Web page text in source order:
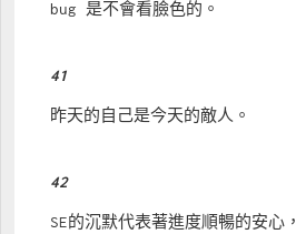
bug 是不會看臉色的。
41
昨天的自己是今天的敵人。
42
SE的沉默代表著進度順暢的安心，